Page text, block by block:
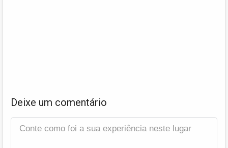
Deixe um comentário